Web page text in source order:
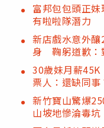
富邦包包頭正
有啦啦隊潛力
新店戲水意外
身 鞠躬道歉：
30歲妹月薪
票人：還缺同事
新竹寶山驚爆
山坡地慘淪毒坑